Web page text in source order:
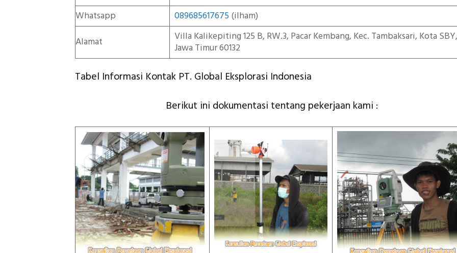
Whatsapp
089685617675 (ilham)
Alamat
Villa Kalikepiting 125 B, RW.3, Pacar Kembang, Kec. Tambaksari, Kota SBY,
Jawa Timur 60132
Tabel Informasi Kontak PT. Global Eksplorasi Indonesia
Berikut ini dokumentasi tentang pekerjaan kami :